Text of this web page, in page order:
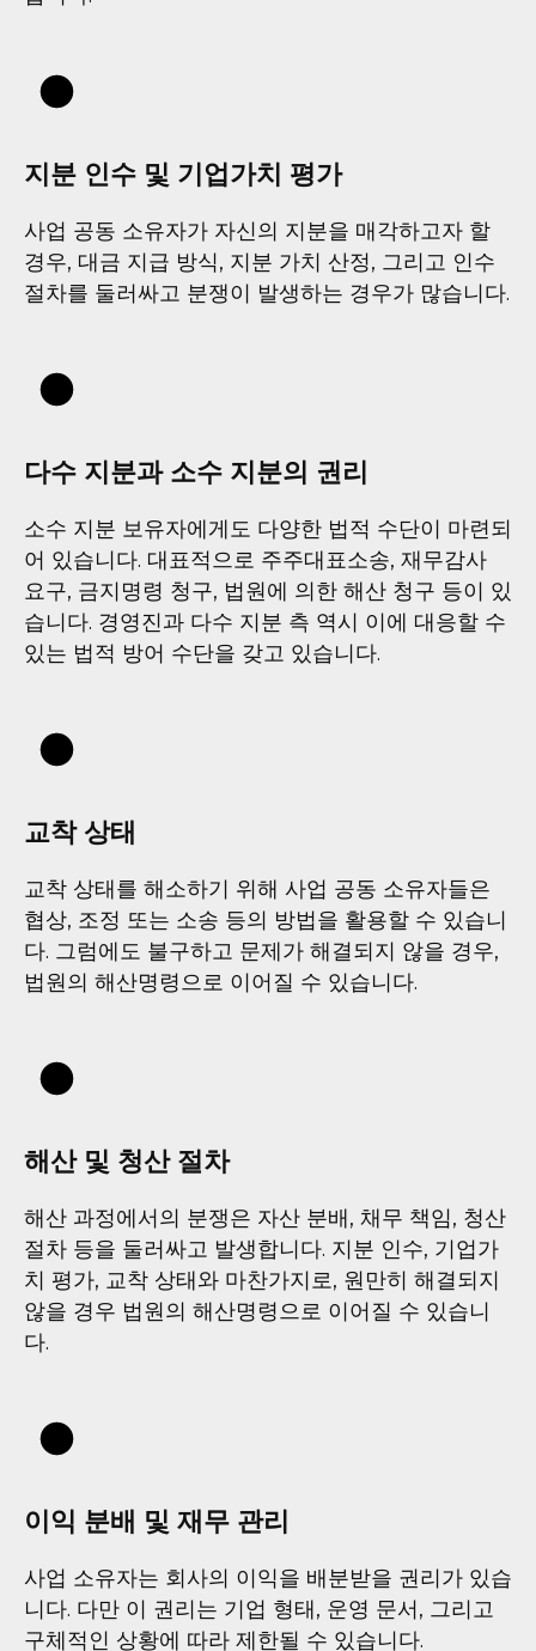
지분 인수 및 기업가치 평가
사업 공동 소유자가 자신의 지분을 매각하고자 할
경우, 대금 지급 방식, 지분 가치 산정, 그리고 인수
절차를 둘러싸고 분쟁이 발생하는 경우가 많습니다.
다수 지분과 소수 지분의 권리
소수 지분 보유자에게도 다양한 법적 수단이 마련되
어 있습니다. 대표적으로 주주대표소송, 재무감사
요구, 금지명령 청구, 법원에 의한 해산 청구 등이 있
습니다. 경영진과 다수 지분 측 역시 이에 대응할 수
있는 법적 방어 수단을 갖고 있습니다.
교착 상태
교착 상태를 해소하기 위해 사업 공동 소유자들은
협상, 조정 또는 소송 등의 방법을 활용할 수 있습니
다. 그럼에도 불구하고 문제가 해결되지 않을 경우,
법원의 해산명령으로 이어질 수 있습니다.
해산 및 청산 절차
해산 과정에서의 분쟁은 자산 분배, 채무 책임, 청산
절차 등을 둘러싸고 발생합니다. 지분 인수, 기업가
치 평가, 교착 상태와 마찬가지로, 원만히 해결되지
않을 경우 법원의 해산명령으로 이어질 수 있습니
다.
이익 분배 및 재무 관리
사업 소유자는 회사의 이익을 배분받을 권리가 있습
니다. 다만 이 권리는 기업 형태, 운영 문서, 그리고
구체적인 상황에 따라 제한될 수 있습니다.